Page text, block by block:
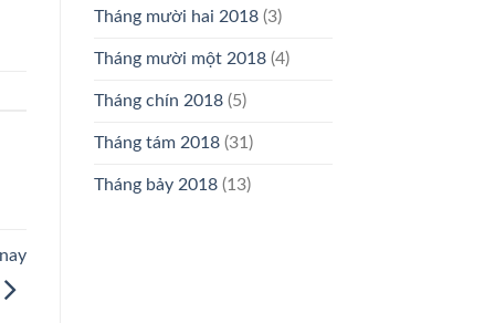
Tháng mười hai 2018(3)
Tháng mười một 2018(4)
Tháng chín 2018(5)
Tháng tám 2018(31)
Tháng bảy 2018(13)